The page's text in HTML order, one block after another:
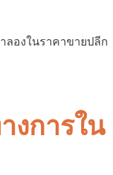
องในราคาขายปลีก
งการใน